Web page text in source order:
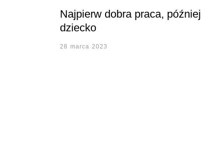
Najpierw dobra praca, później
dziecko
28 marca 2023